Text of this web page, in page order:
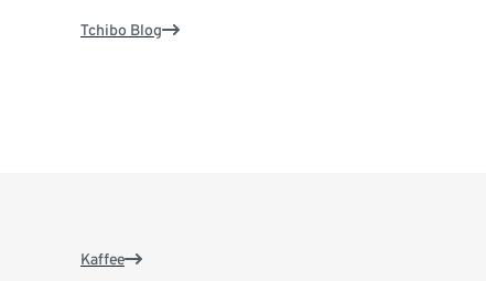
Tchibo Blog
Kaffee